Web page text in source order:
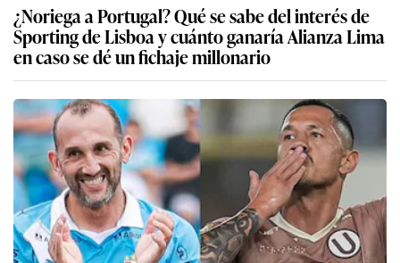
¿Noriega a Portugal? Qué se sabe del interés de
Sporting de Lisboa y cuánto ganaría Alianza Lima
en caso se dé un fichaje millonario